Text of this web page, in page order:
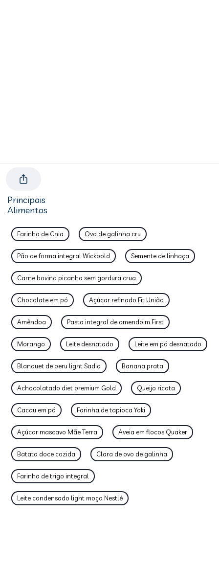
Principais
Alimentos
Farinha de Chia Ovo de galinha cru
Pão de forma integral Wickbold Semente de linhaça
Carne bovina picanha sem gordura crua
Chocolate em pó Açúcar refinado Fit União
Amêndoa Pasta integral de amendoim First
Morango Leite desnatado Leite em pó desnatado
Blanquet de peru light Sadia Banana prata
Achocolatado diet premium Gold Queijo ricota
Cacau em pó Farinha de tapioca Yoki
Açúcar mascavo Mãe Terra Aveia em flocos Quaker
Batata doce cozida Clara de ovo de galinha
Farinha de trigo integral
Leite condensado light moça Nestlé